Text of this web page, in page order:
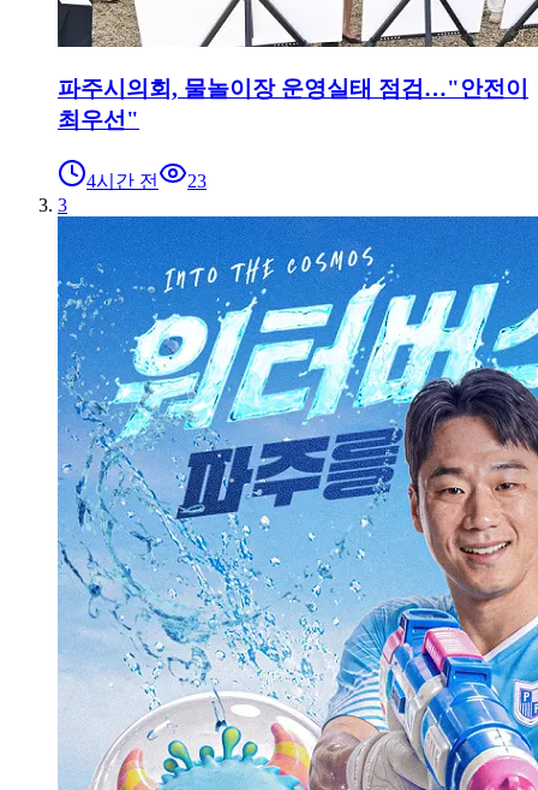
파주시의회, 물놀이장 운영실태 점검…"안전이
최우선"
4시간 전
23
3